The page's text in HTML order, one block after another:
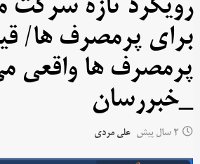
رویکرد تازه شرکت
برای پرمصرف ها/
پرمصرف ها واقعی
_خبررسان
2 سال پیش علی مردی